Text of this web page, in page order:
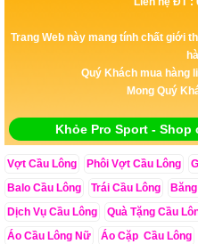
Trang Web này mang tính chất giới
Quý Khách mua hàng
Mong Quý
Khỏe Pro Sport -
Vợt Cầu Lông Phôi Vợt Cầu Lông
Balo Cầu Lông
Trái Cầu Lông
Dịch Vụ Cầu Lông
Quà Tặng Cầu
Áo Cầu Lông Nữ
Áo Cặp Cầu Lông